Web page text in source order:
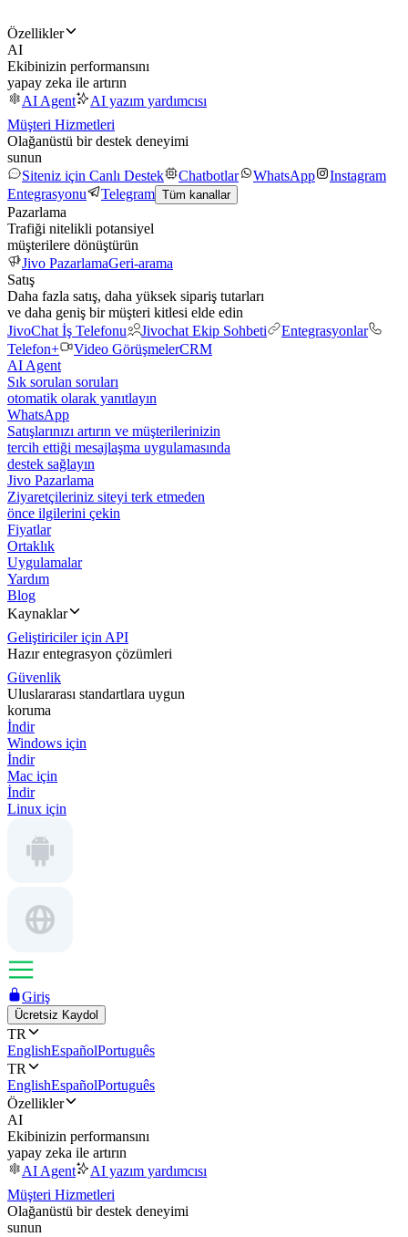
Özellikler
AI
Ekibinizin performansını
yapay zeka ile artırın
AI Agent
AI yazım yardımcısı
Müşteri Hizmetleri
Olağanüstü bir destek deneyimi
sunun
Siteniz için Canlı Destek
Chatbotlar WhatsApp
Instagram
Entegrasyonu
Telegram Tüm kanallar
Pazarlama
Trafiği nitelikli potansiyel
müşterilere dönüştürün
Jivo PazarlamaGeri-arama
Satış
Daha fazla satış, daha yüksek sipariş tutarları
ve daha geniş bir müşteri kitlesi elde edin
JivoChat İş Telefonu
Jivochat Ekip Sohbeti
Entegrasyonlar
Telefon+
Video GörüşmelerCRM
AI Agent
Sık sorulan soruları
otomatik olarak yanıtlayın
WhatsApp
Satışlarınızı artırın ve müşterilerinizin
tercih ettiği mesajlaşma uygulamasında
destek sağlayın
Jivo Pazarlama
Ziyaretçileriniz siteyi terk etmeden
önce ilgilerini çekin
Fiyatlar
Ortaklık
Uygulamalar
Yardım
Blog
Kaynaklar
Geliştiriciler için API
Hazır entegrasyon çözümleri
Güvenlik
Uluslararası standartlara uygun
koruma
İndir
Windows için
İndir
Mac için
İndir
Linux için
Giriş
Ücretsiz Kaydol
TR
EnglishEspañolPortuguês
TR
EnglishEspañolPortuguês
Özellikler
AI
Ekibinizin performansını
yapay zeka ile artırın
AI Agent
AI yazım yardımcısı
Müşteri Hizmetleri
Olağanüstü bir destek deneyimi
sunun